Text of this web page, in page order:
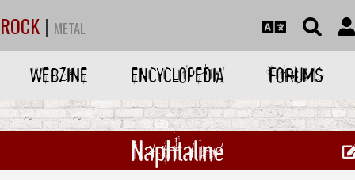
ROCK | METAL
WEBZINE ENCYCLOPEDIA FORUMS
Naphtaline